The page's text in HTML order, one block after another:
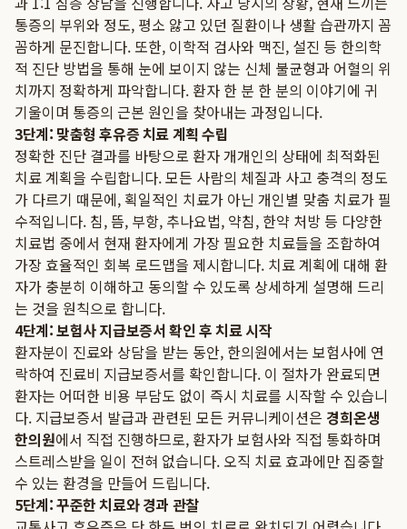
통증의 부위와 정도, 평소 앓고 있던 질환이나 생활 습관까지 꼼
꼼하게 문진합니다. 또한, 이학적 검사와 맥진, 설진 등 한의학
적 진단 방법을 통해 눈에 보이지 않는 신체 불균형과 어혈의 위
치까지 정확하게 파악합니다. 환자 한 분 한 분의 이야기에 귀
기울이며 통증의 근본 원인을 찾아내는 과정입니다.
3단계: 맞춤형 후유증 치료 계획 수립
정확한 진단 결과를 바탕으로 환자 개개인의 상태에 최적화된
치료 계획을 수립합니다. 모든 사람의 체질과 사고 충격의 정도
가 다르기 때문에, 획일적인 치료가 아닌 개인별 맞춤 치료가 필
수적입니다. 침, 뜸, 부항, 추나요법, 약침, 한약 처방 등 다양한
치료법 중에서 현재 환자에게 가장 필요한 치료들을 조합하여
가장 효율적인 회복 로드맵을 제시합니다. 치료 계획에 대해 환
자가 충분히 이해하고 동의할 수 있도록 상세하게 설명해 드리
는 것을 원칙으로 합니다.
4단계: 보험사 지급보증서 확인 후 치료 시작
환자분이 진료와 상담을 받는 동안, 한의원에서는 보험사에 연
락하여 진료비 지급보증서를 확인합니다. 이 절차가 완료되면
환자는 어떠한 비용 부담도 없이 즉시 치료를 시작할 수 있습니
다. 지급보증서 발급과 관련된 모든 커뮤니케이션은 경희온생
한의원에서 직접 진행하므로, 환자가 보험사와 직접 통화하며
스트레스받을 일이 전혀 없습니다. 오직 치료 효과에만 집중할
수 있는 환경을 만들어 드립니다.
5단계: 꾸준한 치료와 경과 관찰